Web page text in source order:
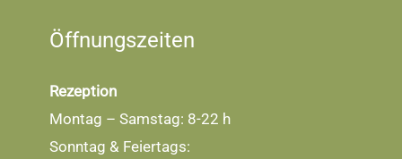
Öffnungszeiten
Rezeption
Montag – Samstag: 8-22 h
Sonntag & Feiertags: